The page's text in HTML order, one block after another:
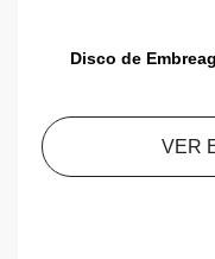
Disco de
VER